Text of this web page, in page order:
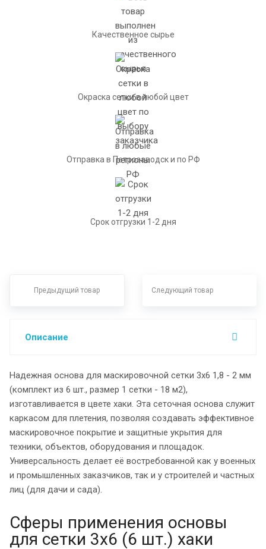
Качественное сырье
Окраска сетки в любой цвет
Отправка в Петрозаводск и по РФ
Срок отгрузки 1-2 дня
Предыдущий товар Следующий товар
Описание
Надежная основа для маскировочной сетки 3х6 1,8 - 2 мм
(комплект из 6 шт., размер 1 сетки - 18 м2),
изготавливается в цвете хаки. Эта сеточная основа служит
каркасом для плетения, позволяя создавать эффективное
маскировочное покрытие и защитные укрытия для
техники, объектов, оборудования и площадок.
Универсальность делает её востребованной как у военных
и промышленных заказчиков, так и у строителей и частных
лиц (для дачи и сада).
Сферы применения основы
для сетки 3х6 (6 шт.) хаки